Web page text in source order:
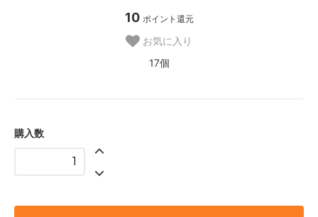
10 ポイント還元
お気に入り
17個
購入数